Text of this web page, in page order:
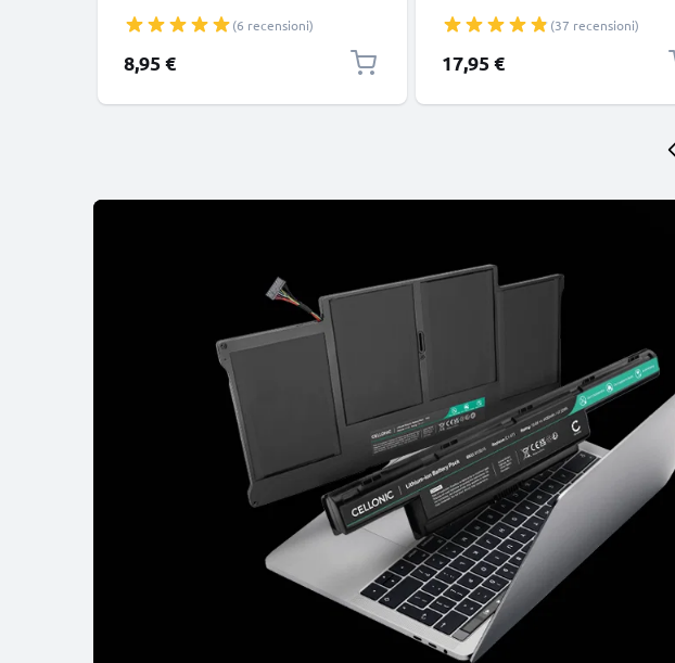
smartphone (Samsung, Huawei,
Google Pixel), fotocamera Canon,
Panasonic Lumix, Sony connettore
(6 recensioni)
8,95 €
SE filo di 1m cavetto dati & ricarica
in bianco per cellulare
(37 recensioni)
17,95 €